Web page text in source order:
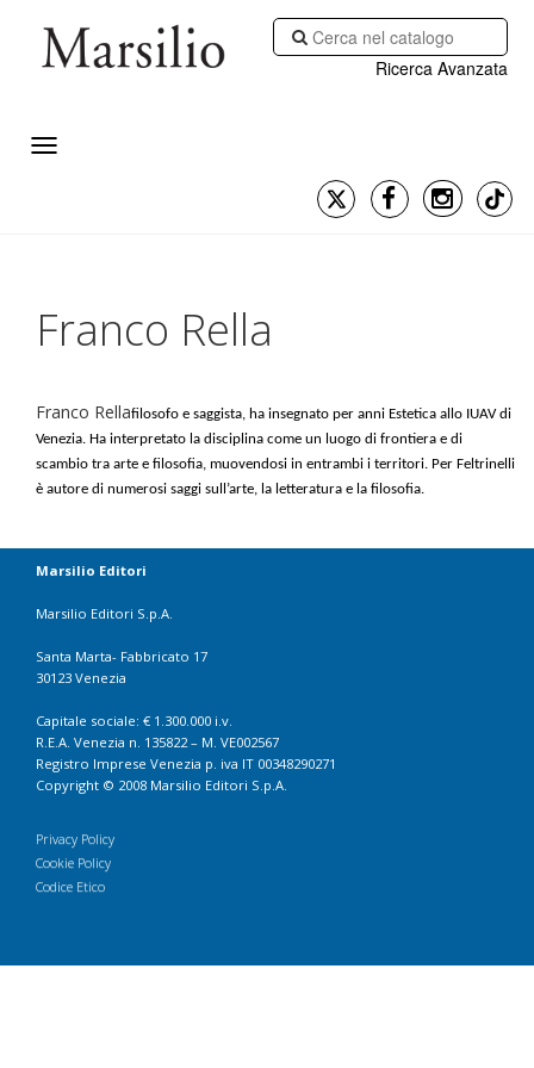
Ricerca Avanzata
Franco Rella
Franco Rellafilosofo e saggista, ha insegnato per anni Estetica allo IUAV di
Venezia. Ha interpretato la disciplina come un luogo di frontiera e di
scambio tra arte e filosofia, muovendosi in entrambi i territori. Per Feltrinelli
è autore di numerosi saggi sull’arte, la letteratura e la filosofia.
Marsilio Editori
Marsilio Editori S.p.A.
Santa Marta- Fabbricato 17
30123 Venezia
Capitale sociale: € 1.300.000 i.v.
R.E.A. Venezia n. 135822 – M. VE002567
Registro Imprese Venezia p. iva IT 00348290271
Copyright © 2008 Marsilio Editori S.p.A.
Privacy Policy
Cookie Policy
Codice Etico